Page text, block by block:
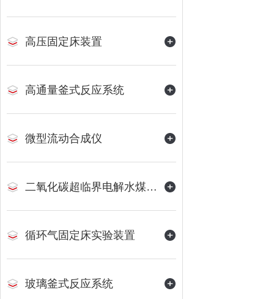
高压固定床装置
高通量釜式反应系统
微型流动合成仪
二氧化碳超临界电解水煤浆制甲烷装置
循环气固定床实验装置
玻璃釜式反应系统